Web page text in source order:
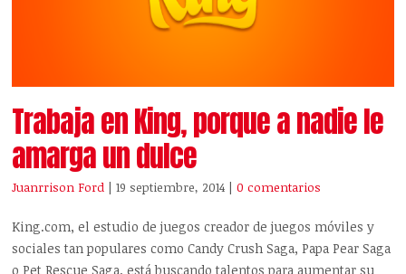
Trabaja en King, porque a nadie le
amarga un dulce
Juanrrison Ford | 19 septiembre, 2014 |0 comentarios
King.com, el estudio de juegos creador de juegos móviles y
sociales tan populares como Candy Crush Saga, Papa Pear Saga
o Pet Rescue Saga, está buscando talentos para aumentar su